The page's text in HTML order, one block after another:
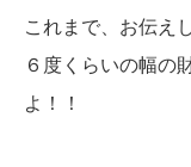
これまで、お伝え
６度くらいの幅の
よ！！